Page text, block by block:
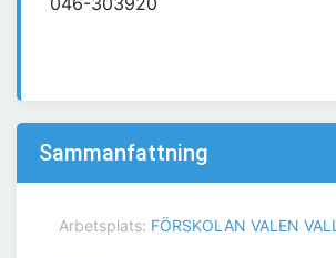
Sammanfattning
Arbetsplats: FÖRSKOLAN VALEN